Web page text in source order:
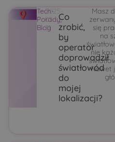
Tech-
Porady,
Blog
2025-
07-
31
Co
zrobić,
by
operator
doprowadził
światłowód
do
mojej
lokalizacji?
Masz
się
na
nie
Nawet